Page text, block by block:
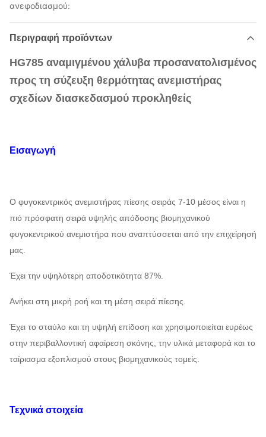
ανεφοδιασμού:
Περιγραφή προϊόντων
HG785 αναμιγμένου χάλυβα προσανατολισμένος
προς τη σύζευξη θερμότητας ανεμιστήρας
σχεδίων διασκεδασμού προκληθείς
Εισαγωγή
Ο φυγοκεντρικός ανεμιστήρας πίεσης σειράς 7-10 μέσος είναι η
πιό πρόσφατη σειρά υψηλής απόδοσης βιομηχανικού
φυγοκεντρικού ανεμιστήρα που αναπτύσσεται από την επιχείρησή
μας.
Έχει την υψηλότερη αποδοτικότητα 87%.
Ανήκει στη μικρή ροή και τη μέση σειρά πίεσης.
Έχει το σταύλο και τη υψηλή επίδοση και χρησιμοποιείται ευρέως
στην περιβαλλοντική αφαίρεση σκόνης, την υλικά μεταφορά και το
ταίριασμα εξοπλισμού στους βιομηχανικούς τομείς.
Τεχνικά στοιχεία